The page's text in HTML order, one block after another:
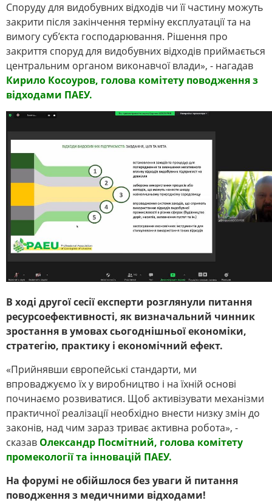
Споруду для видобувних відходів чи її частину можуть
закрити після закінчення терміну експлуатації та на
вимогу суб’єкта господарювання. Рішення про
закриття споруд для видобувних відходів приймається
центральним органом виконавчої влади», - нагадав
Кирило Косоуров, голова комітету поводження з
відходами ПАЕУ.
В ході другої сесії експерти розглянули питання
ресурсоефективності, як визначальний чинник
зростання в умовах сьогоднішньої економіки,
стратегію, практику і економічний ефект.
«Прийнявши європейські стандарти, ми
впроваджуємо їх у виробництво і на їхній основі
починаємо розвиватися. Щоб активізувати механізми
практичної реалізації необхідно внести низку змін до
законів, над чим зараз триває активна робота», -
сказав Олександр Посмітний, голова комітету
промекології та інновацій ПАЕУ.
На форумі не обійшлося без уваги й питання
поводження з медичними відходами!